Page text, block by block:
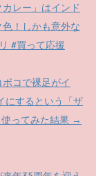
カレー」はインド
！しかも意外な
#買って応援
ボコで裸足がイ
にするという「ザ
ってみた結果 →